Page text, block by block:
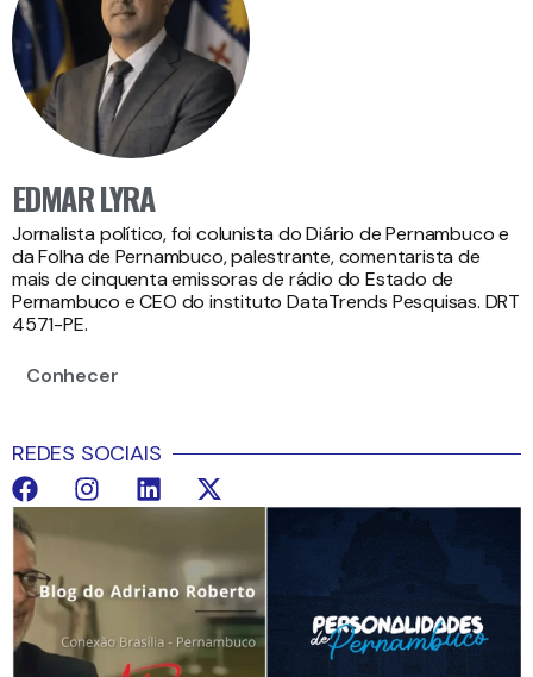
EDMAR LYRA
Jornalista político, foi colunista do Diário de Pernambuco e
da Folha de Pernambuco, palestrante, comentarista de
mais de cinquenta emissoras de rádio do Estado de
Pernambuco e CEO do instituto DataTrends Pesquisas. DRT
4571-PE.
Conhecer
REDES SOCIAIS